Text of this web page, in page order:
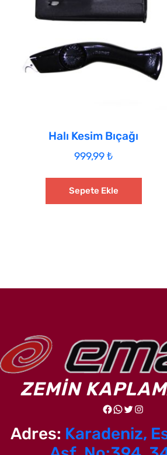
Halı Kesim Bıçağı
999,99₺
Sepete Ekle
ZEMİN
Facebook WhatsApp Twitter Instagram
Adres: Karadeniz,